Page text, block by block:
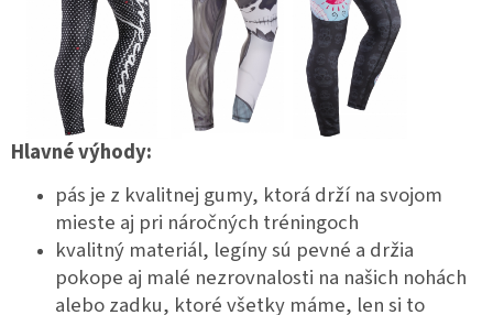
Hlavné výhody:
pás je z kvalitnej gumy, ktorá drží na svojom
mieste aj pri náročných tréningoch
kvalitný materiál, legíny sú pevné a držia
pokope aj malé nezrovnalosti na našich nohách
alebo zadku, ktoré všetky máme, len si to